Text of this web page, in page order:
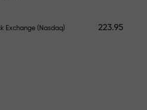
您的利润
奖金—
Exchange (Nasdaq)
223.95